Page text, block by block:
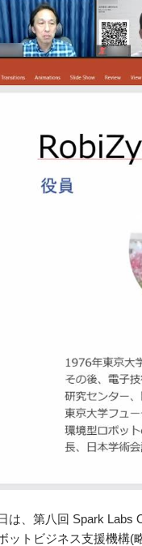
は、第八回 Spark Labs
ットビジネス支援機構(